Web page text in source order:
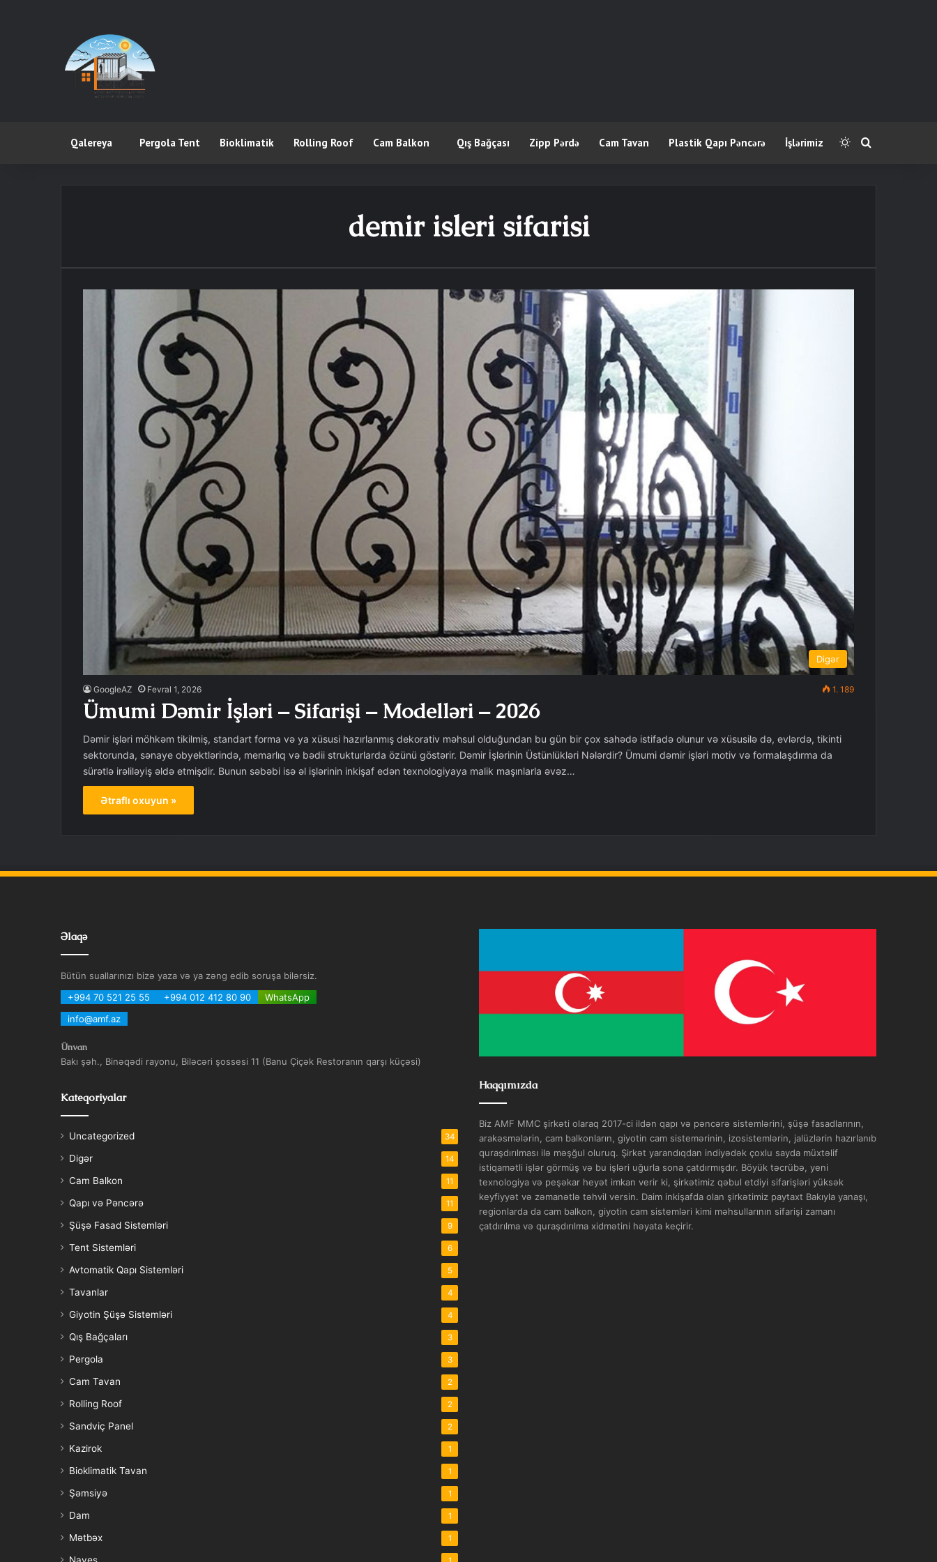
Qalereya Pergola Tent Bioklimatik Rolling Roof Cam Balkon Qış Bağçası Zipp Pərdə Cam Tavan Plastik Qapı Pəncərə İşlərimiz Switch skin
demir isleri sifarisi
Digər
GoogleAZ Fevral 1, 2026 1. 189
Ümumi Dəmir İşləri – Sifarişi – Modelləri – 2026
Dəmir işləri möhkəm tikilmiş, standart forma və ya xüsusi hazırlanmış dekorativ məhsul olduğundan bu gün bir çox sahədə istifadə olunur və xüsusilə də, evlərdə, tikinti
sektorunda, sənaye obyektlərində, memarlıq və bədii strukturlarda özünü göstərir. Dəmir İşlərinin Üstünlükləri Nələrdir? Ümumi dəmir işləri motiv və formalaşdırma da
sürətlə irəliləyiş əldə etmişdir. Bunun səbəbi isə əl işlərinin inkişaf edən texnologiyaya malik maşınlarla əvəz…
Ətraflı oxuyun »
Əlaqə
Bütün suallarınızı bizə yaza və ya zəng edib soruşa bilərsiz.
+994 70 521 25 55
+994 012 412 80 90
WhatsApp
info@amf.az
Ünvan
Bakı şəh., Binəqədi rayonu, Biləcəri şossesi 11 (Banu Çiçək Restoranın qarşı küçəsi)
Kateqoriyalar
Uncategorized 34
Digər 14
Cam Balkon 11
Qapı və Pəncərə 11
Şüşə Fasad Sistemləri 9
Tent Sistemləri 6
Avtomatik Qapı Sistemləri 5
Tavanlar 4
Giyotin Şüşə Sistemləri 4
Qış Bağçaları 3
Pergola 3
Cam Tavan 2
Rolling Roof 2
Sandviç Panel 2
Kazirok 1
Bioklimatik Tavan 1
Şəmsiyə 1
Dam 1
Mətbəx 1
Haqqımızda
Biz AMF MMC şirkəti olaraq 2017-ci ildən qapı və pəncərə sistemlərini, şüşə fasadlarının,
arakəsmələrin, cam balkonların, giyotin cam sistemərinin, izosistemlərin, jalüzlərin hazırlanıb
quraşdırılması ilə məşğul oluruq. Şirkət yarandıqdan indiyədək çoxlu sayda müxtəlif
istiqamətli işlər görmüş və bu işləri uğurla sona çatdırmışdır. Böyük təcrübə, yeni
texnologiya və peşəkar heyət imkan verir ki, şirkətimiz qəbul etdiyi sifarişləri yüksək
keyfiyyət və zəmanətlə təhvil versin. Daim inkişafda olan şirkətimiz paytaxt Bakıyla yanaşı,
regionlarda da cam balkon, giyotin cam sistemləri kimi məhsullarının sifarişi zamanı
çatdırılma və quraşdırılma xidmətini həyata keçirir.